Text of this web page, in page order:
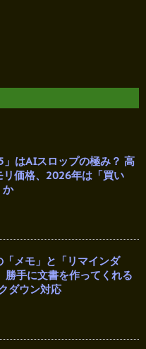
」はAIスロップの極み？ 高
リ価格、2026年は「買い
か
「メモ」と「リマインダ
勝手に文書を作ってくれる
ダウン対応